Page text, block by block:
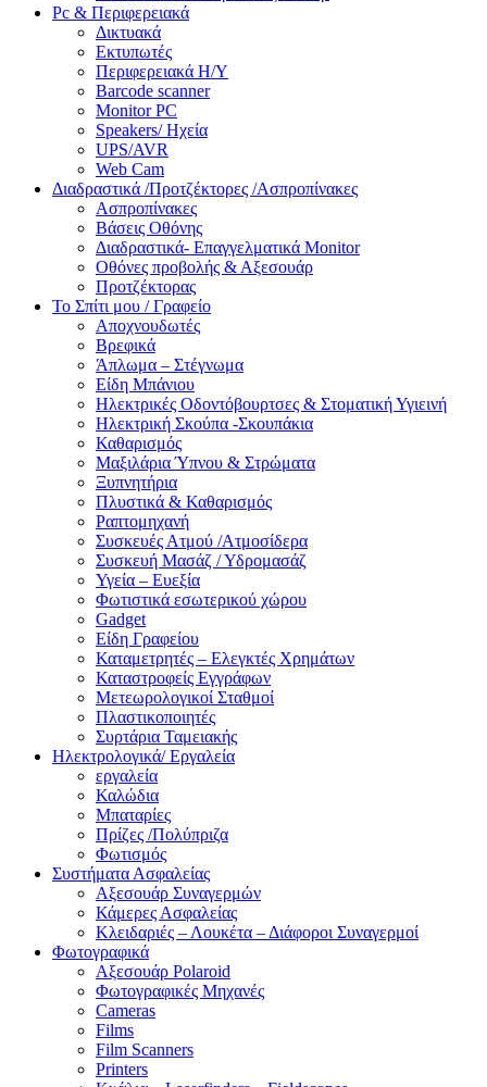
Pc & Περιφερειακά
Δικτυακά
Εκτυπωτές
Περιφερειακά Η/Υ
Barcode scanner
Monitor PC
Speakers/ Ηχεία
UPS/AVR
Web Cam
Διαδραστικά /Προτζέκτορες /Ασπροπίνακες
Ασπροπίνακες
Βάσεις Οθόνης
Διαδραστικά- Επαγγελματικά Monitor
Οθόνες προβολής & Αξεσουάρ
Προτζέκτορας
Το Σπίτι μου / Γραφείο
Αποχνουδωτές
Βρεφικά
Άπλωμα – Στέγνωμα
Είδη Μπάνιου
Ηλεκτρικές Οδοντόβουρτσες & Στοματική Υγιεινή
Ηλεκτρική Σκούπα -Σκουπάκια
Καθαρισμός
Μαξιλάρια Ύπνου & Στρώματα
Ξυπνητήρια
Πλυστικά & Καθαρισμός
Ραπτομηχανή
Συσκευές Ατμού /Ατμοσίδερα
Συσκευή Μασάζ / Υδρομασάζ
Υγεία – Ευεξία
Φωτιστικά εσωτερικού χώρου
Gadget
Είδη Γραφείου
Καταμετρητές – Ελεγκτές Χρημάτων
Καταστροφείς Εγγράφων
Μετεωρολογικοί Σταθμοί
Πλαστικοποιητές
Συρτάρια Ταμειακής
Ηλεκτρολογικά/ Εργαλεία
εργαλεία
Καλώδια
Μπαταρίες
Πρίζες /Πολύπριζα
Φωτισμός
Συστήματα Ασφαλείας
Αξεσουάρ Συναγερμών
Κάμερες Ασφαλείας
Κλειδαριές – Λουκέτα – Διάφοροι Συναγερμοί
Φωτογραφικά
Αξεσουάρ Polaroid
Φωτογραφικές Μηχανές
Cameras
Films
Film Scanners
Printers